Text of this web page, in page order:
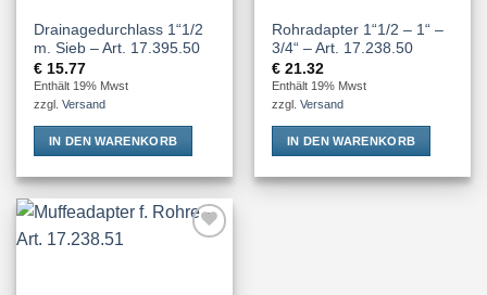
Drainagedurchlass 1“1/2
m. Sieb – Art. 17.395.50
€ 15.77
Enthält 19% Mwst
zzgl.Versand
IN DEN WARENKORB
Rohradapter 1“1/2 – 1“ –
3/4“ – Art. 17.238.50
€ 21.32
Enthält 19% Mwst
zzgl.Versand
IN DEN WARENKORB